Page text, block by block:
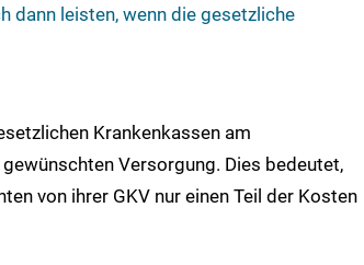
dann leisten, wenn die gesetzliche
Krankenkassen am
Versorgung. Dies bedeutet,
von ihrer GKV nur einen Teil der Kosten